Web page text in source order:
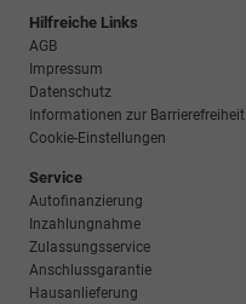
Hilfreiche Links
AGB
Impressum
Datenschutz
Informationen zur Barrierefreiheit
Cookie-Einstellungen
Service
Autofinanzierung
Inzahlungnahme
Zulassungsservice
Anschlussgarantie
Hausanlieferung